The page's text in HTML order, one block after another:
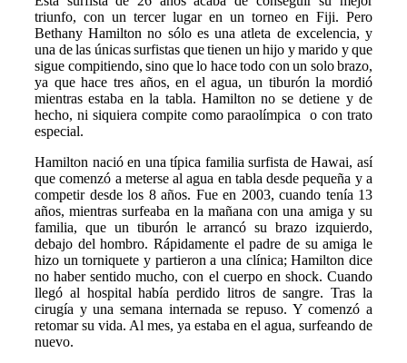
triunfo, con un tercer lugar en un torneo en Fiji. Pero
Bethany Hamilton no sólo es una atleta de excelencia, y
una de las únicas surfistas que tienen un hijo y marido y que
sigue compitiendo, sino que lo hace todo con un solo brazo,
ya que hace tres años, en el agua, un tiburón la mordió
mientras estaba en la tabla. Hamilton no se detiene y de
hecho, ni siquiera compite como paraolímpica o con trato
especial.
Hamilton nació en una típica familia surfista de Hawai, así
que comenzó a meterse al agua en tabla desde pequeña y a
competir desde los 8 años. Fue en 2003, cuando tenía 13
años, mientras surfeaba en la mañana con una amiga y su
familia, que un tiburón le arrancó su brazo izquierdo,
debajo del hombro. Rápidamente el padre de su amiga le
hizo un torniquete y partieron a una clínica; Hamilton dice
no haber sentido mucho, con el cuerpo en shock. Cuando
llegó al hospital había perdido litros de sangre. Tras la
cirugía y una semana internada se repuso. Y comenzó a
retomar su vida. Al mes, ya estaba en el agua, surfeando de
nuevo.